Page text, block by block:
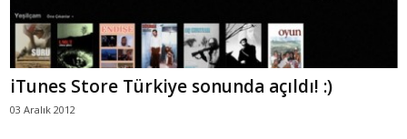
iTunes Store Türkiye sonunda açıldı! :)
03 Aralık 2012